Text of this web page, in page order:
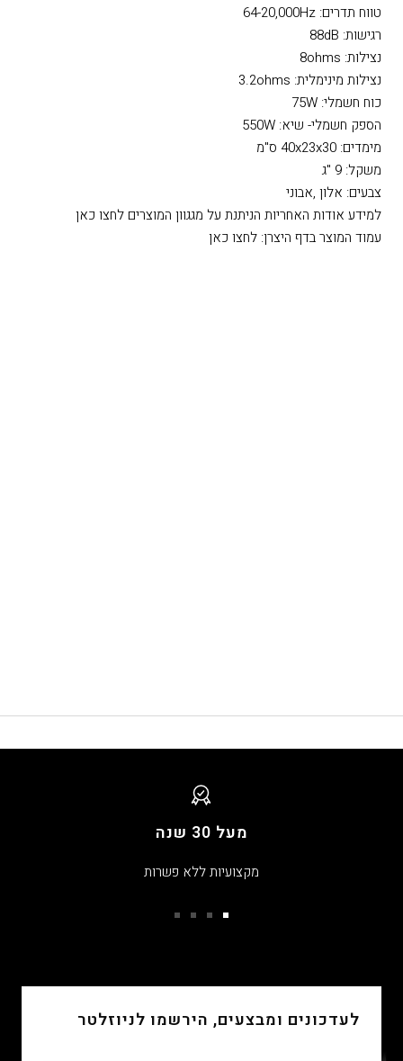
טווח תדרים: 64-20,000Hz
רגישות: 88dB
נצילות: 8ohms
נצילות מינימלית: 3.2ohms
כוח חשמלי: 75W
הספק חשמלי- שיא: 550W
מימדים: 40x23x30 ס"מ
משקל: 9 "ג
צבעים: אלון ,אבוני
למידע אודות האחריות הניתנת על מגגוון המוצרים לחצו כאן
עמוד המוצר בדף היצרן: לחצו כאן
מעל 30 שנה
מקצועיות ללא פשרות
לעדכונים ומבצעים, הירשמו לניוזלטר